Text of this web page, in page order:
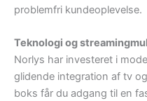
problemfri kundeoplevelse.
Teknologi og
Norlys har investeret i
glidende integration af tv
boks får du adgang til en